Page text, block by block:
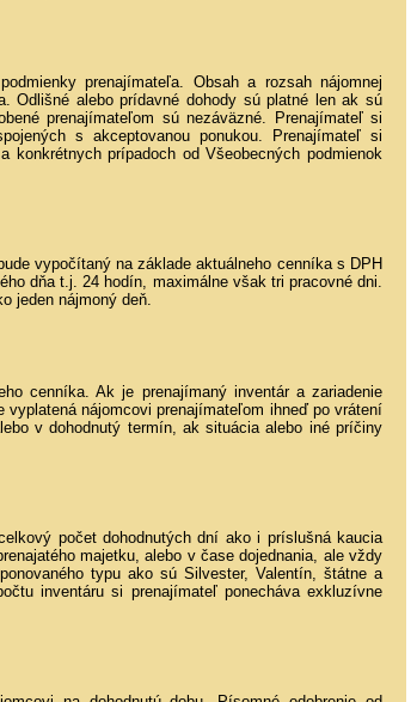
prenajímateľa. Obsah a rozsah nájomnej
Odlišné alebo prídavné dohody sú platné len ak sú
prenajímateľom sú nezáväzné. Prenajímateľ si
s akceptovanou ponukou. Prenajímateľ si
konkrétnych prípadoch od Všeobecných podmienok
vypočítaný na základe aktuálneho cenníka s DPH
dňa t.j. 24 hodín, maximálne však tri pracovné dni.
jeden nájmoný deň.
cenníka. Ak je prenajímaný inventár a zariadenie
nájomcovi prenajímateľom ihneď po vrátení
v dohodnutý termín, ak situácia alebo iné príčiny
počet dohodnutých dní ako i príslušná kaucia
majetku, alebo v čase dojednania, ale vždy
typu ako sú Silvester, Valentín, štátne a
inventáru si prenajímateľ ponecháva exkluzívne